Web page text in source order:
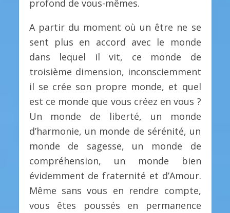
profond de vous-mêmes.
A partir du moment où un être ne se
sent plus en accord avec le monde
dans lequel il vit, ce monde de
troisième dimension, inconsciemment
il se crée son propre monde, et quel
est ce monde que vous créez en vous ?
Un monde de liberté, un monde
d’harmonie, un monde de sérénité, un
monde de sagesse, un monde de
compréhension, un monde bien
évidemment de fraternité et d’Amour.
Même sans vous en rendre compte,
vous êtes poussés en permanence